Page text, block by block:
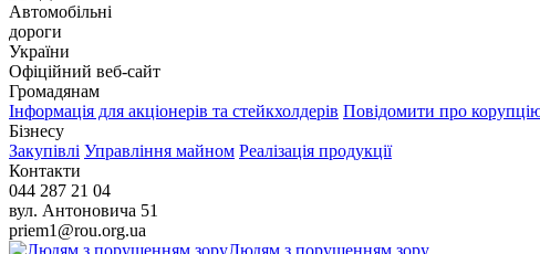
Автомобільні
дороги
України
Офіційний веб‑сайт
Громадянам
Інформація для акціонерів та стейкхолдерів Повідомити про
Бізнесу
Закупівлі Управління майном Реалізація продукції
Контакти
044 287 21 04
вул. Антоновича 51
priem1@rou.org.ua
Людям з порушенням зору